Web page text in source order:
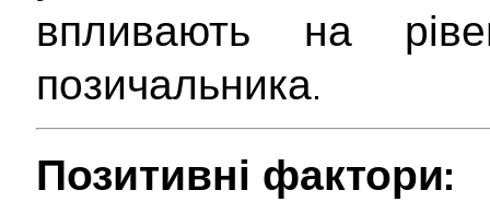
впливають на
позичальника.
Позитивні фактори: